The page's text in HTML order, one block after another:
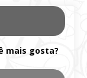
mais gosta?